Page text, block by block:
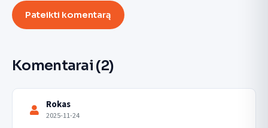
Pateikti komentarą
Komentarai (2)
Rokas
2025-11-24